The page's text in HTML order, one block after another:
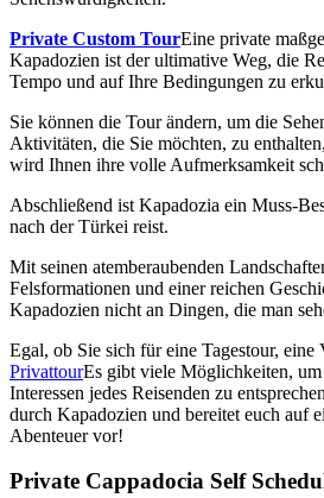
Private Custom TourEine private
Kapadozien ist der ultimative Weg, die
Tempo und auf Ihre Bedingungen zu
Sie können die Tour ändern, um die
Aktivitäten, die Sie möchten, zu
wird Ihnen ihre volle Aufmerksamkeit
Abschließend ist Kapadozia ein Muss-
nach der Türkei reist.
Mit seinen atemberaubenden
Felsformationen und einer reichen
Kapadozien nicht an Dingen, die man
Egal, ob Sie sich für eine Tagestour, eine
PrivattourEs gibt viele Möglichkeiten,
Interessen jedes Reisenden zu
durch Kapadozien und bereitet euch auf
Abenteuer vor!
Private Cappadocia Self